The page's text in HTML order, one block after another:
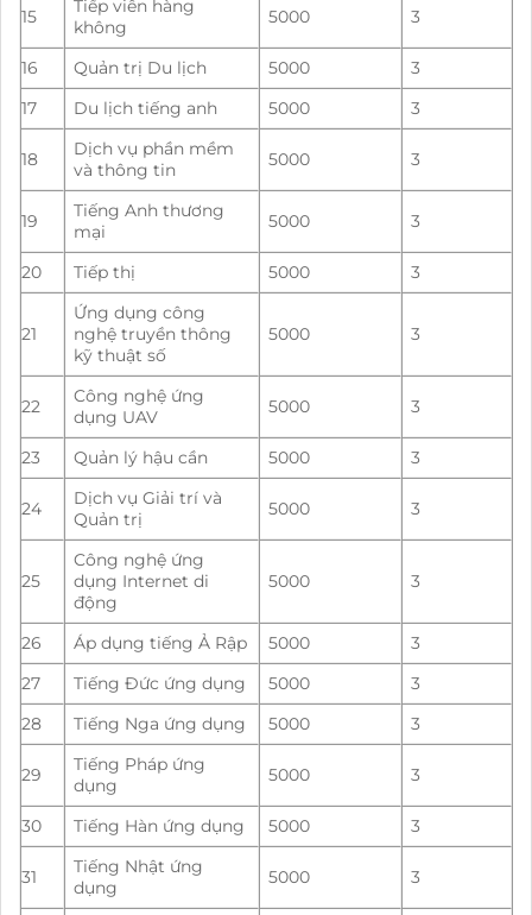
15
Tiếp viên hàng
không
5000 3
16 Quản trị Du lịch 5000
3
17
Du lịch tiếng anh 5000 3
18
Dịch vụ phần mềm
và thông tin
5000 3
19
Tiếng Anh thương
mại
5000 3
20 Tiếp thị 5000 3
21
Ứng dụng công
nghệ truyền thông
kỹ thuật số
5000 3
22
Công nghệ ứng
dụng UAV
5000 3
23 Quản lý hậu cần 5000 3
24
Dịch vụ Giải trí và
Quản trị
5000 3
25
Công nghệ ứng
dụng Internet di
động
5000 3
26 Áp dụng tiếng Ả Rập 5000
3
27
Tiếng Đức ứng dụng 5000
3
28
Tiếng Nga ứng dụng 5000 3
29
Tiếng Pháp ứng
dụng
5000 3
30 Tiếng Hàn ứng dụng 5000 3
31
Tiếng Nhật ứng
dụng
5000 3